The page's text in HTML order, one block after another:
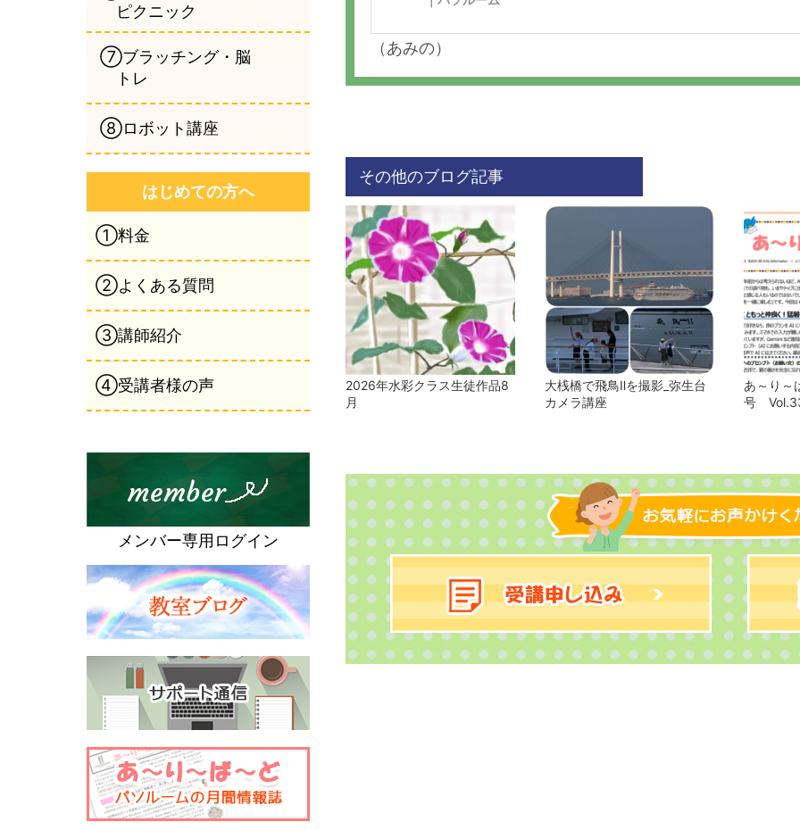
（あみの）
その他のブログ記事
2026年水彩クラス生徒作品8
月
大桟橋で飛鳥Ⅱを撮影_弥生台
カメラ講座
あ～り
号
ピクニック
⑦ブラッチング・脳
トレ
⑧ロボット講座
はじめての方へ
①料金
②よくある質問
③講師紹介
④受講者様の声
メンバー専用ログイン